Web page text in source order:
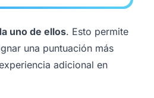
uno de ellos. Esto permite
una puntuación más
adicional en